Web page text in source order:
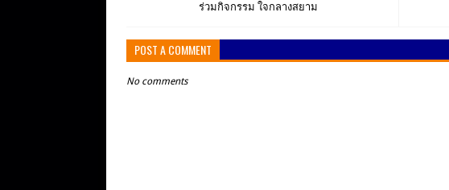
ร่วมกิจกรรม ใจกลางสยาม
POST A COMMENT
No comments